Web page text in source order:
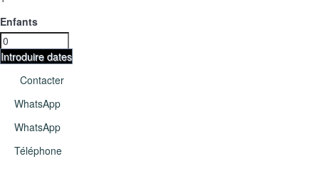
Enfants
Introduire dates
Contacter
WhatsApp
WhatsApp
Téléphone